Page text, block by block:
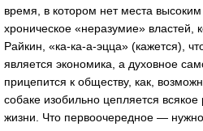
время, в котором нет места
хроническое «неразумие» властей,
Райкин, «ка-ка-а-эцца» (кажется),
является экономика, а духовное
прицепится к обществу, как,
собаке изобильно цепляется всякое
жизни. Что первоочередное — нужно